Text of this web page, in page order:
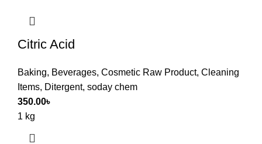
Citric Acid
Baking, Beverages, Cosmetic Raw Product, Cleaning
Items, Ditergent, soday chem
350.00৳
1 kg